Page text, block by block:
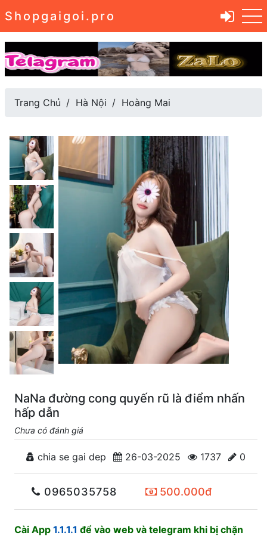
Shopgaigoi.pro
Trang Chủ Hà Nội Hoàng Mai
NaNa đường cong quyến rũ là điểm nhấn
hấp dẫn
Chưa có đánh giá
chia se gai dep 26-03-2025 1737 0
0965035758 500.000đ
Cài App 1.1.1.1 để vào web và telegram khi bị chặn